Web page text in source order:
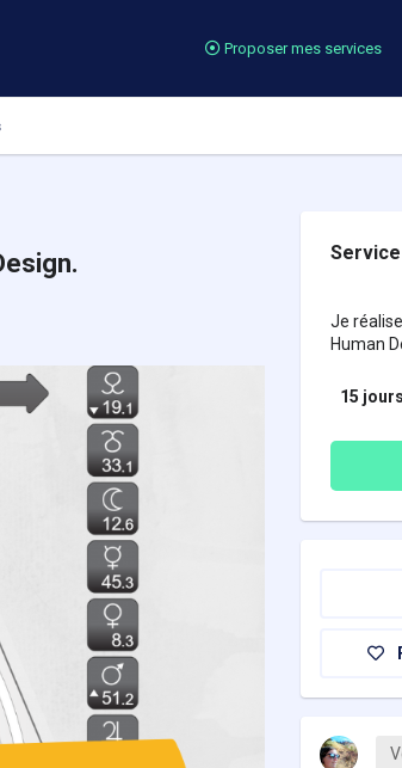
Proposer mes services
Service
Je
Human
15 jours